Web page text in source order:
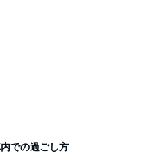
での過ごし方